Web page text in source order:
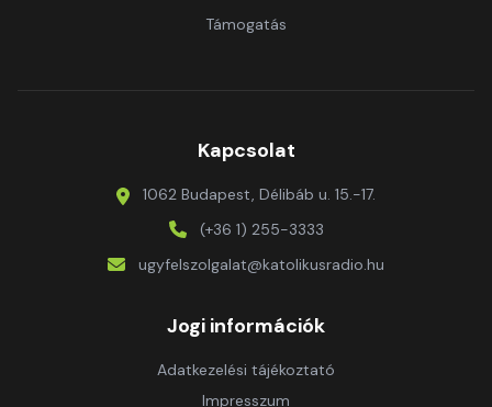
Támogatás
Kapcsolat
1062 Budapest, Délibáb u. 15.-17.
(+36 1) 255-3333
ugyfelszolgalat@katolikusradio.hu
Jogi információk
Adatkezelési tájékoztató
Impresszum